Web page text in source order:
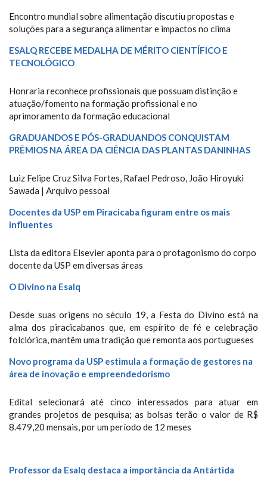
Encontro mundial sobre alimentação discutiu propostas e
soluções para a segurança alimentar e impactos no clima
ESALQ RECEBE MEDALHA DE MÉRITO CIENTÍFICO E
TECNOLÓGICO
Honraria reconhece profissionais que possuam distinção e
atuação/fomento na formação profissional e no
aprimoramento da formação educacional
GRADUANDOS E PÓS-GRADUANDOS CONQUISTAM
PRÊMIOS NA ÁREA DA CIÊNCIA DAS PLANTAS DANINHAS
Luiz Felipe Cruz Silva Fortes, Rafael Pedroso, João Hiroyuki
Sawada | Arquivo pessoal
Docentes da USP em Piracicaba figuram entre os mais
influentes
Lista da editora Elsevier aponta para o protagonismo do corpo
docente da USP em diversas áreas
O Divino na Esalq
Desde suas origens no século 19, a Festa do Divino está na
alma dos piracicabanos que, em espírito de fé e celebração
folclórica, mantêm uma tradição que remonta aos portugueses
Novo programa da USP estimula a formação de gestores na
área de inovação e empreendedorismo
Edital selecionará até cinco interessados para atuar em
grandes projetos de pesquisa; as bolsas terão o valor de R$
8.479,20 mensais, por um período de 12 meses
Professor da Esalq destaca a importância da Antártida